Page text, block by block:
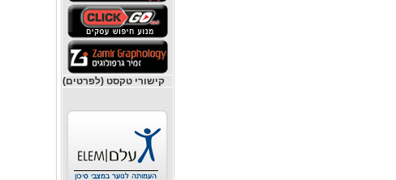
קישורי טקסט (לפרטים)